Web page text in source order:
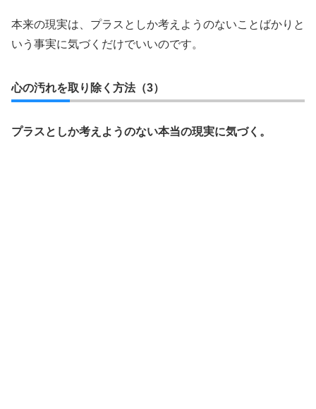
本来の現実は、プラスとしか考えようのないことばかりと
いう事実に気づくだけでいいのです。
心の汚れを取り除く方法（3）
プラスとしか考えようのない本当の現実に気づく。